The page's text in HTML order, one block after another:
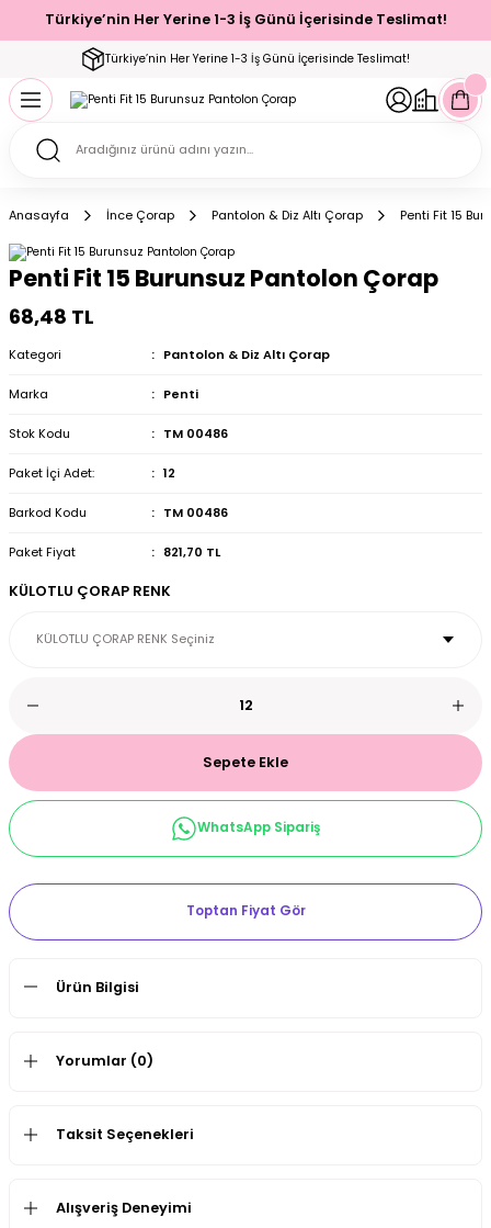
Türkiye’nin Her Yerine 1-3 İş Günü İçerisinde Teslimat!
Türkiye’nin Her Yerine 1-3 İş Günü İçerisinde Teslimat!
Geri Dön
& Büstiyer Takım
Geri Dön
Geri Dön
Geri Dön
Setler
Geri Dön
Geri Dön
Geri Dön
Çorap
Geri Dön
Geri Dön
Anasayfa İnce Çorap Pantolon & Diz Altı Çorap Penti Fit 15
Penti Fit 15 Burunsuz Pantolon Çorap
68,48 TL
Kategori Pantolon & Diz Altı Çorap
Marka Penti
Stok Kodu TM 00486
Paket İçi Adet: 12
Barkod Kodu TM 00486
Paket Fiyat 821,70 TL
KÜLOTLU ÇORAP RENK
Sepete Ekle
WhatsApp Sipariş
Toptan Fiyat Gör
Ürün Bilgisi
Yorumlar (0)
Taksit Seçenekleri
Alışveriş Deneyimi